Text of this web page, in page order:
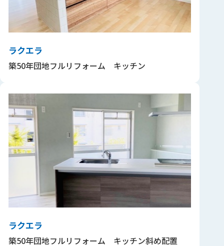
ラクエラ
築50年団地フルリフォーム キッチン
ラクエラ
築50年団地フルリフォーム キッチン斜め配置